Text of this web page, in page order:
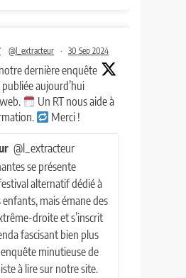
@l_extracteur · 30 Sep 2024
dernière enquête
publiée aujourd’hui
Un RT nous aide à
Merci !
@l_extracteur
se présente
alternatif dédié à
enfants, mais émane des
droite et s’inscrit
fascisant bien plus
minutieuse de
à lire sur notre site.